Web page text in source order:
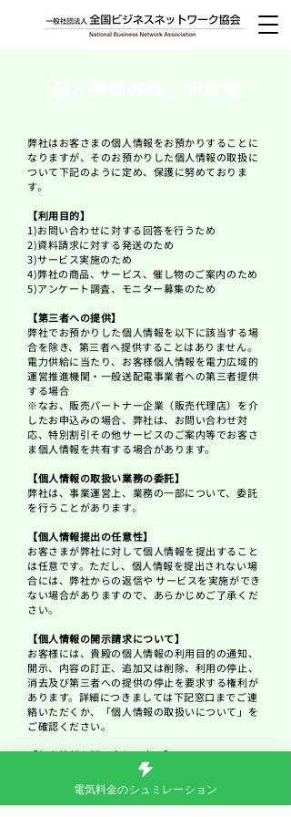
弊社はお客さまの個人情報をお預かりすることに
なりますが、そのお預かりした個人情報の取扱に
ついて下記のように定め、保護に努めておりま
す。
【利用目的】
1)お問い合わせに対する回答を行うため
2)資料請求に対する発送のため
3)サービス実施のため
4)弊社の商品、サービス、催し物のご案内のため
5)アンケート調査、モニター募集のため
【第三者への提供】
弊社でお預かりした個人情報を以下に該当する場
合を除き、第三者へ提供することはありません。
電力供給に当たり、お客様個人情報を電力広域的
運営推進機関・一般送配電事業者への第三者提供
する場合
※なお、販売パートナー企業（販売代理店）を介
したお申込みの場合、弊社は、お問い合わせ対
応、特別割引その他サービスのご案内等でお客さ
ま個人情報を共有する場合があります。
【個人情報の取扱い業務の委託】
弊社は、事業運営上、業務の一部について、委託
を行うことがあります。
【個人情報提出の任意性】
お客さまが弊社に対して個人情報を提出すること
は任意です。ただし、個人情報を提出されない場
合には、弊社からの返信や サービスを実施ができ
ない場合がありますので、あらかじめご了承くだ
さい。
【個人情報の開示請求について】
お客様には、貴殿の個人情報の利用目的の通知、
開示、内容の訂正、追加又は削除、利用の停止、
消去及び第三者への提供の停止を要求する権利が
あります。詳細につきましては下記窓口までご連
絡いただくか、「個人情報の取扱いについて 」を
ご確認ください。
【個人情報お問い合わせ窓口】
〒733-0842 広島県広島市西区井口５丁目6-4
個人情報保護担当
電気料金のシュミレーション